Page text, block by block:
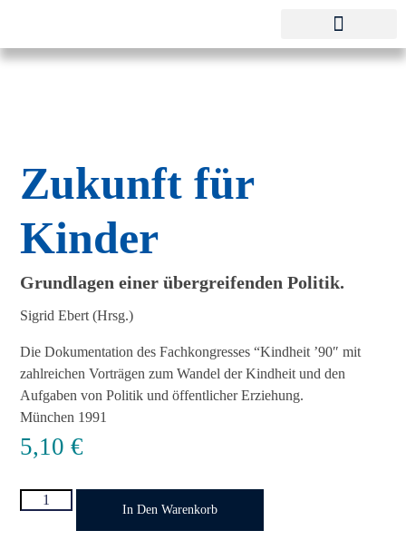
Pestalozzi-Fröbel-Verband e.V.
Zukunft für
Kinder
Grundlagen einer übergreifenden Politik.
Sigrid Ebert (Hrsg.)
Die Dokumentation des Fachkongresses “Kindheit ’90″ mit
zahlreichen Vorträgen zum Wandel der Kindheit und den
Aufgaben von Politik und öffentlicher Erziehung.
München 1991
5,10€
In Den Warenkorb